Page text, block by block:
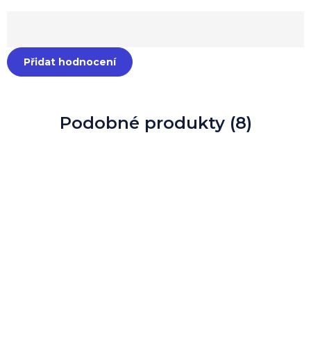
Podobné produkty (8)
Přidat hodnocení